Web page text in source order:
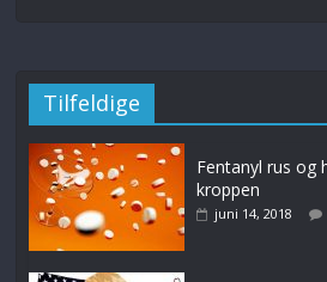
Tilfeldige
Fentanyl rus og
kroppen
juni 14, 2018